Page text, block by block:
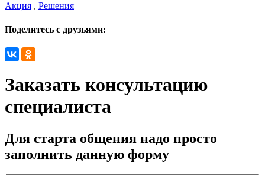
Акция , Решения
Поделитесь с друзьями:
Заказать консультацию
специалиста
Для старта общения надо просто
заполнить данную форму